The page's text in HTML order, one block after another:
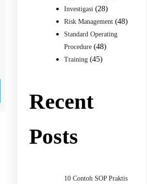
Investigasi (28)
Risk Management (48)
Standard Operating
Procedure (48)
Training (45)
Recent
Posts
10 Contoh SOP Praktis